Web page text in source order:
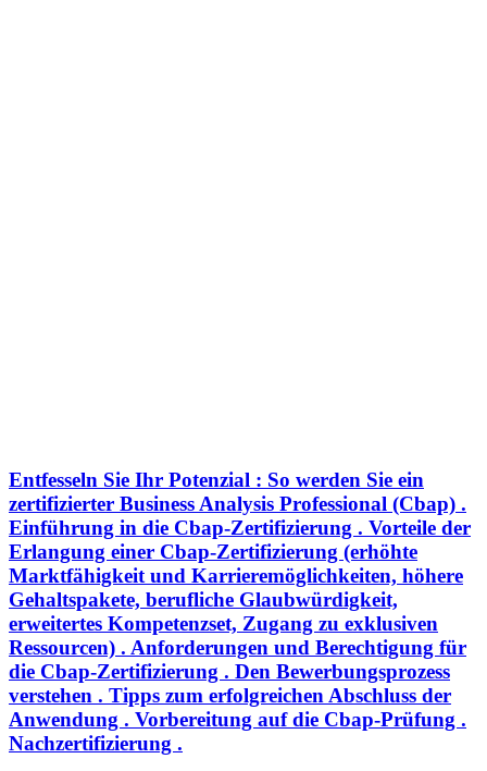
Entfesseln Sie Ihr Potenzial : So werden Sie ein
zertifizierter Business Analysis Professional (Cbap) .
Einführung in die Cbap-Zertifizierung . Vorteile der
Erlangung einer Cbap-Zertifizierung (erhöhte
Marktfähigkeit und Karrieremöglichkeiten, höhere
Gehaltspakete, berufliche Glaubwürdigkeit,
erweitertes Kompetenzset, Zugang zu exklusiven
Ressourcen) . Anforderungen und Berechtigung für
die Cbap-Zertifizierung . Den Bewerbungsprozess
verstehen . Tipps zum erfolgreichen Abschluss der
Anwendung . Vorbereitung auf die Cbap-Prüfung .
Nachzertifizierung .